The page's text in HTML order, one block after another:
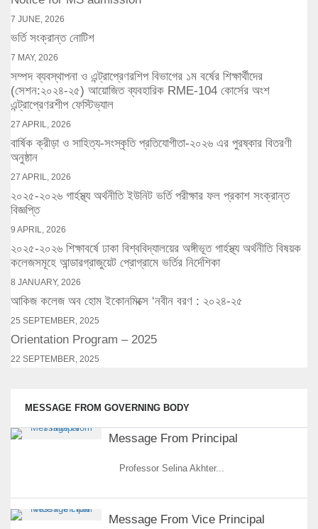
7 JUNE, 2026
ভর্তি সংক্রান্ত নোটিশ
7 MAY, 2026
সম্পদ ব্যবস্থাপনা ও এন্ট্রাপ্রেণরশিপ বিভাগের ১ম বর্ষের শিক্ষার্থীদের
(সেশন:২০২৪-২৫) আয়োজিত ব্যবহারিক RME-104 কোর্সের অংশ
এন্ট্রাপ্রেণরশীপ ফেস্টিভ্যাল
27 APRIL, 2026
বার্ষিক ক্রীড়া ও সাহিত্য-সংস্কৃতি প্রতিযোগীতা-২০২৬ এর পুরষ্কার বিতরণী
অনুষ্ঠান
27 APRIL, 2026
২০২৫-২০২৬ গার্হস্থ্য অর্থনীতি ইউনিট ভর্তি পরীক্ষার ফল প্রকাশ সংক্রান্ত
বিজ্ঞপ্তি
9 APRIL, 2026
২০২৫-২০২৬ শিক্ষাবর্ষে ঢাকা বিশ্ববিদ্যালয়ের অঙ্গীভূত গার্হস্থ্য অর্থনীতি বিষয়ক
কলেজসমূহে আন্ডারগ্রাজুয়েট প্রোগ্রামে ভর্তির নির্দেশিকা
8 JANUARY, 2026
আকিজ কলেজ অব হোম ইকোনমিক্সে ‘নবীন বরণ : ২০২৪-২৫
25 SEPTEMBER, 2025
Orientation Program – 2025
22 SEPTEMBER, 2025
MESSAGE FROM GOVERNING BODY
Message From Principal
Professor Selina Akhter...
Message From Vice Principal